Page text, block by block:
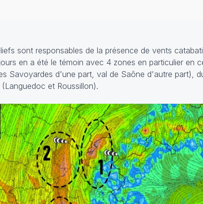
sont responsables de la présence de vents
en a été le témoin avec 4 zones en particulier en
Savoyardes d'une part, val de Saône d'autre part),
(Languedoc et Roussillon).